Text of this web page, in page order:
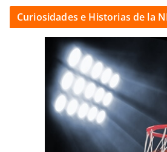
Curiosidades e Historias de la